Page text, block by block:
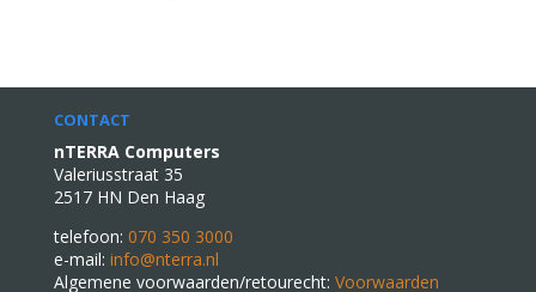
CONTACT
nTERRA Computers
Valeriusstraat 35
2517 HN Den Haag
telefoon: 070 350 3000
e-mail: info@nterra.nl
Algemene voorwaarden/retourecht: Voorwaarden